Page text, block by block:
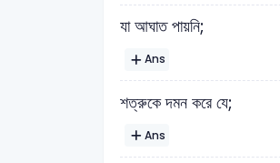
যা আঘাত পায়নি;
Ans
শত্রুকে দমন করে যে;
Ans